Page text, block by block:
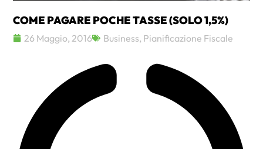
COME PAGARE POCHE TASSE (SOLO 1,5%)
26 Maggio, 2016 Business, Pianificazione Fiscale